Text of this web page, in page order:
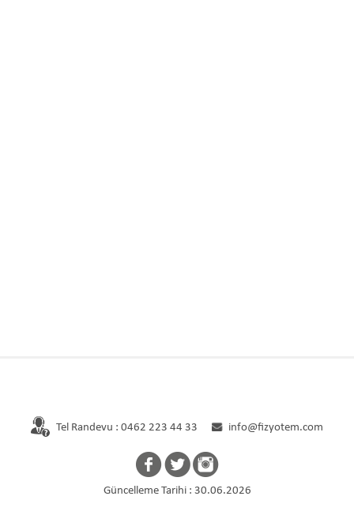
Ana Sayfa Kurumsal Hekimler
Tel Randevu : 0462 223 44 33 info@fizyotem.com
Güncelleme Tarihi : 30.06.2026